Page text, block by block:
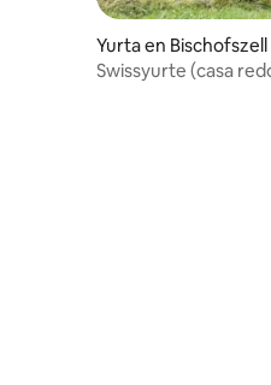
Yurta en Bischofszell
Swissyurte (casa